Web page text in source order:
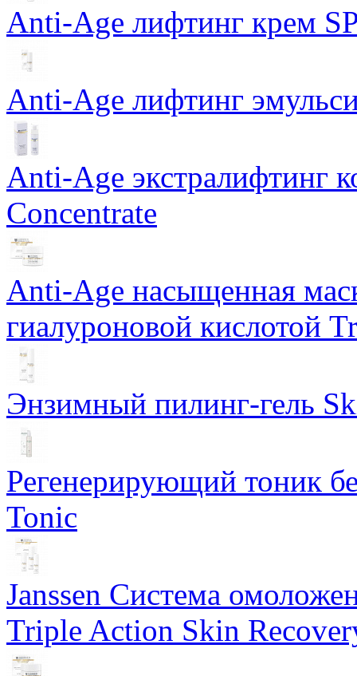
Anti-Age лифтинг крем
Anti-Age лифтинг
Anti-Age экстралифтинг
Concentrate
Anti-Age насыщенная
гиалуроновой кислотой
Энзимный пилинг-гель
Регенерирующий тоник
Tonic
Janssen Система
Triple Action Skin